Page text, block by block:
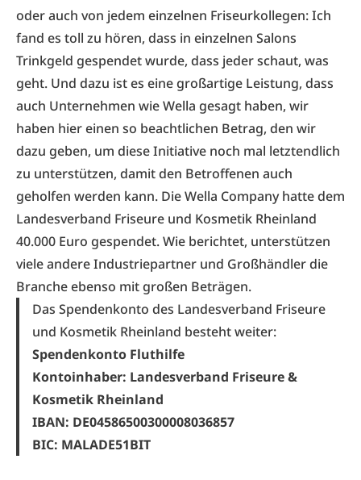
oder auch von jedem einzelnen Friseurkollegen: Ich
fand es toll zu hören, dass in einzelnen Salons
Trinkgeld gespendet wurde, dass jeder schaut, was
geht. Und dazu ist es eine großartige Leistung, dass
auch Unternehmen wie Wella gesagt haben, wir
haben hier einen so beachtlichen Betrag, den wir
dazu geben, um diese Initiative noch mal letztendlich
zu unterstützen, damit den Betroffenen auch
geholfen werden kann. Die Wella Company hatte dem
Landesverband Friseure und Kosmetik Rheinland
40.000 Euro gespendet.Wie berichtet, unterstützen
viele andere Industriepartner und Großhändler die
Branche ebenso mit großen Beträgen.
Das Spendenkonto des Landesverband Friseure
und Kosmetik Rheinland besteht weiter:
Spendenkonto Fluthilfe
Kontoinhaber: Landesverband Friseure &
Kosmetik Rheinland
IBAN: DE04586500300008036857
BIC: MALADE51BIT